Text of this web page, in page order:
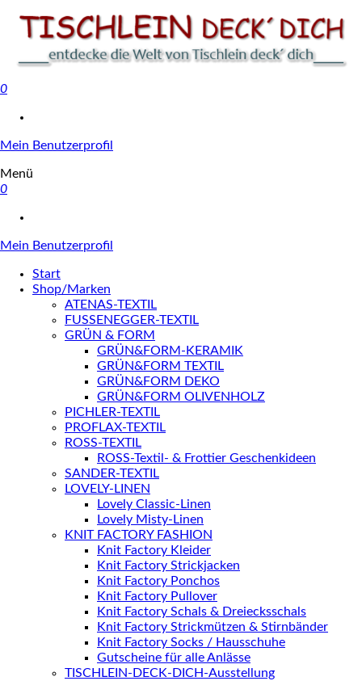
0
Mein Benutzerprofil
Menü
0
Mein Benutzerprofil
Start
Shop/Marken
ATENAS-TEXTIL
FUSSENEGGER-TEXTIL
GRÜN & FORM
GRÜN&FORM-KERAMIK
GRÜN&FORM TEXTIL
GRÜN&FORM DEKO
GRÜN&FORM OLIVENHOLZ
PICHLER-TEXTIL
PROFLAX-TEXTIL
ROSS-TEXTIL
ROSS-Textil- & Frottier Geschenkideen
SANDER-TEXTIL
LOVELY-LINEN
Lovely Classic-Linen
Lovely Misty-Linen
KNIT FACTORY FASHION
Knit Factory Kleider
Knit Factory Strickjacken
Knit Factory Ponchos
Knit Factory Pullover
Knit Factory Schals & Dreiecksschals
Knit Factory Strickmützen & Stirnbänder
Knit Factory Socks / Hausschuhe
Gutscheine für alle Anlässe
TISCHLEIN-DECK-DICH-Ausstellung